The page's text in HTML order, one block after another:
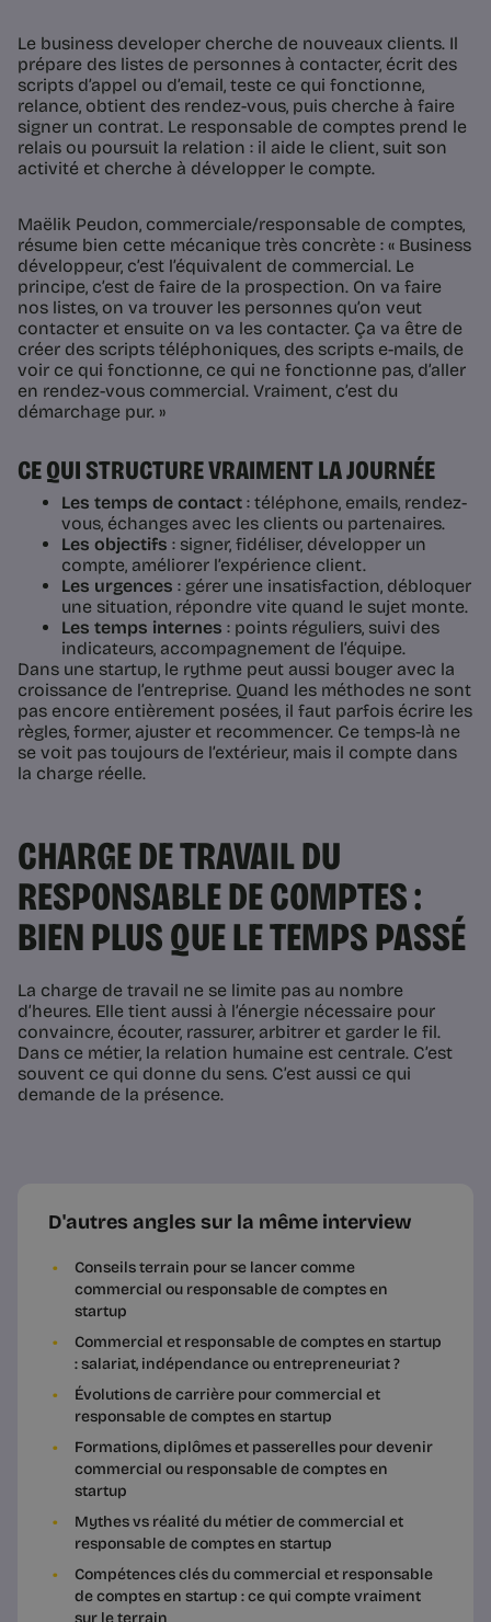
Le business developer cherche de nouveaux clients. Il
prépare des listes de personnes à contacter, écrit des
scripts d’appel ou d’email, teste ce qui fonctionne,
relance, obtient des rendez-vous, puis cherche à faire
signer un contrat. Le responsable de comptes prend le
relais ou poursuit la relation : il aide le client, suit son
activité et cherche à développer le compte.
Maëlik Peudon, commerciale/responsable de comptes,
résume bien cette mécanique très concrète : « Business
développeur, c’est l’équivalent de commercial. Le
principe, c’est de faire de la prospection. On va faire
nos listes, on va trouver les personnes qu’on veut
contacter et ensuite on va les contacter. Ça va être de
créer des scripts téléphoniques, des scripts e-mails, de
voir ce qui fonctionne, ce qui ne fonctionne pas, d’aller
en rendez-vous commercial. Vraiment, c’est du
démarchage pur. »
CE QUI STRUCTURE VRAIMENT LA JOURNÉE
Les temps de contact : téléphone, emails, rendez-
vous, échanges avec les clients ou partenaires.
Les objectifs : signer, fidéliser, développer un
compte, améliorer l’expérience client.
Les urgences : gérer une insatisfaction, débloquer
une situation, répondre vite quand le sujet monte.
Les temps internes : points réguliers, suivi des
indicateurs, accompagnement de l’équipe.
Dans une startup, le rythme peut aussi bouger avec la
croissance de l’entreprise. Quand les méthodes ne sont
pas encore entièrement posées, il faut parfois écrire les
règles, former, ajuster et recommencer. Ce temps-là ne
se voit pas toujours de l’extérieur, mais il compte dans
la charge réelle.
CHARGE DE TRAVAIL DU
RESPONSABLE DE COMPTES :
BIEN PLUS QUE LE TEMPS PASSÉ
La charge de travail ne se limite pas au nombre
d’heures. Elle tient aussi à l’énergie nécessaire pour
convaincre, écouter, rassurer, arbitrer et garder le fil.
Dans ce métier, la relation humaine est centrale. C’est
souvent ce qui donne du sens. C’est aussi ce qui
demande de la présence.
D'autres angles sur la même interview
Conseils terrain pour se lancer comme
commercial ou responsable de comptes en
startup
Commercial et responsable de comptes en startup
: salariat, indépendance ou entrepreneuriat ?
Évolutions de carrière pour commercial et
responsable de comptes en startup
Formations, diplômes et passerelles pour devenir
commercial ou responsable de comptes en
startup
Mythes vs réalité du métier de commercial et
responsable de comptes en startup
Compétences clés du commercial et responsable
de comptes en startup : ce qui compte vraiment